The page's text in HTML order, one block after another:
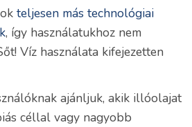
teljesen más technológiai
, így használatukhoz nem
Víz használata kifejezetten
ajánljuk, akik illóolajat
céllal vagy nagyobb